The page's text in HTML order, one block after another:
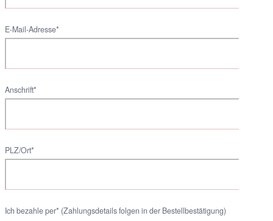
E-Mail-Adresse*
Anschrift*
PLZ/Ort*
Ich bezahle per* (Zahlungsdetails folgen in der Bestellbestätigung)